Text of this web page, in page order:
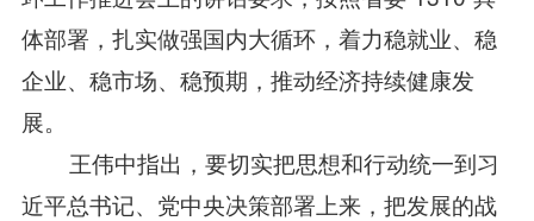
体部署，扎实做强国内大循环，着力稳就业、稳
企业、稳市场、稳预期，推动经济持续健康发
展。
王伟中指出，要切实把思想和行动统一到习
近平总书记、党中央决策部署上来，把发展的战